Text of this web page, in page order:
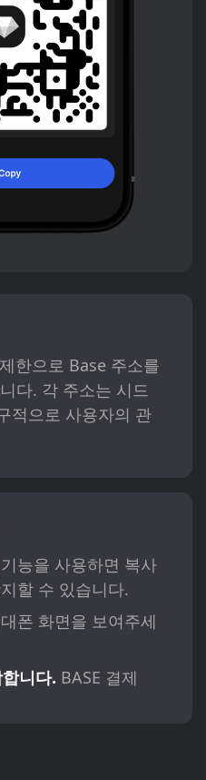
한으로 Base 주소를
다. 각 주소는 시드
적으로 사용자의 관
능을 사용하면 복사
할 수 있습니다.
폰 화면을 보여주세
니다. BASE 결제